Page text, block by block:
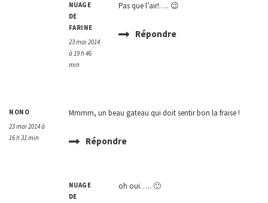
NUAGE
DE
FARINE
23 mai 2014
à 19 h 46
min
Pas que l’air!…. 😉
Répondre
NONO
23 mai 2014 à
16 h 31 min
Mmmm, un beau gateau qui doit sentir bon la fraise !
Répondre
NUAGE
DE
oh oui….. 🙂